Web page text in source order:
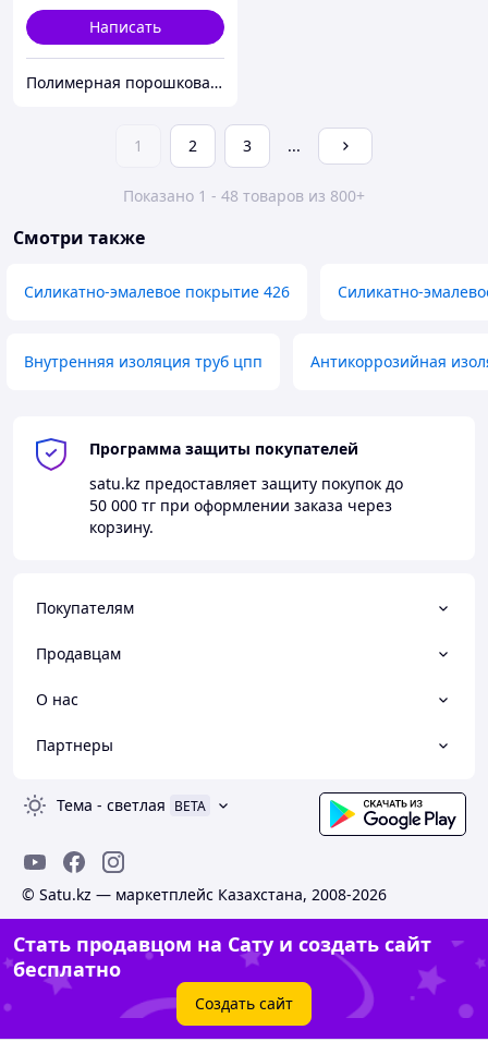
Написать
Полимерная порошковая покраска Алматы. Красим металл 12 метров. Алматыдағы полимерлі ұнтақ бояу.
1 2 3 ...
Показано 1 - 48 товаров из 800+
Смотри также
Силикатно-эмалевое покрытие 426 Силикатно-
Внутренняя изоляция труб цпп Антикоррозийная
Программа защиты покупателей
satu.kz предоставляет защиту покупок до
50 000 тг при оформлении заказа через
корзину.
Покупателям
Продавцам
О нас
Партнеры
Тема - светлая BETA
© Satu.kz — маркетплейс Казахстана, 2008-2026
Стать продавцом на Сату и создать сайт
бесплатно
Создать сайт